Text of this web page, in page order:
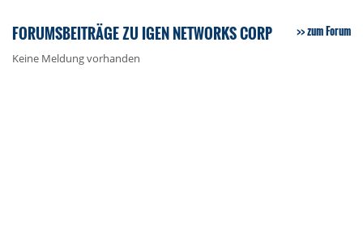
FORUMSBEITRÄGE ZU IGEN NETWORKS CORP zum Forum
Keine Meldung vorhanden